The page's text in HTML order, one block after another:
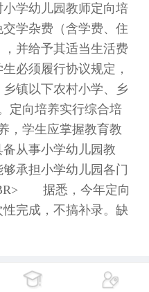
学幼儿园教师定向培
学杂费（含学费、住
并给予其适当生活费
必须履行协议规定，
镇以下农村小学、乡
定向培养实行综合培
，学生应掌握教育教
从事小学幼儿园教
承担小学幼儿园各门
据悉，今年定向
完成，不搞补录。缺